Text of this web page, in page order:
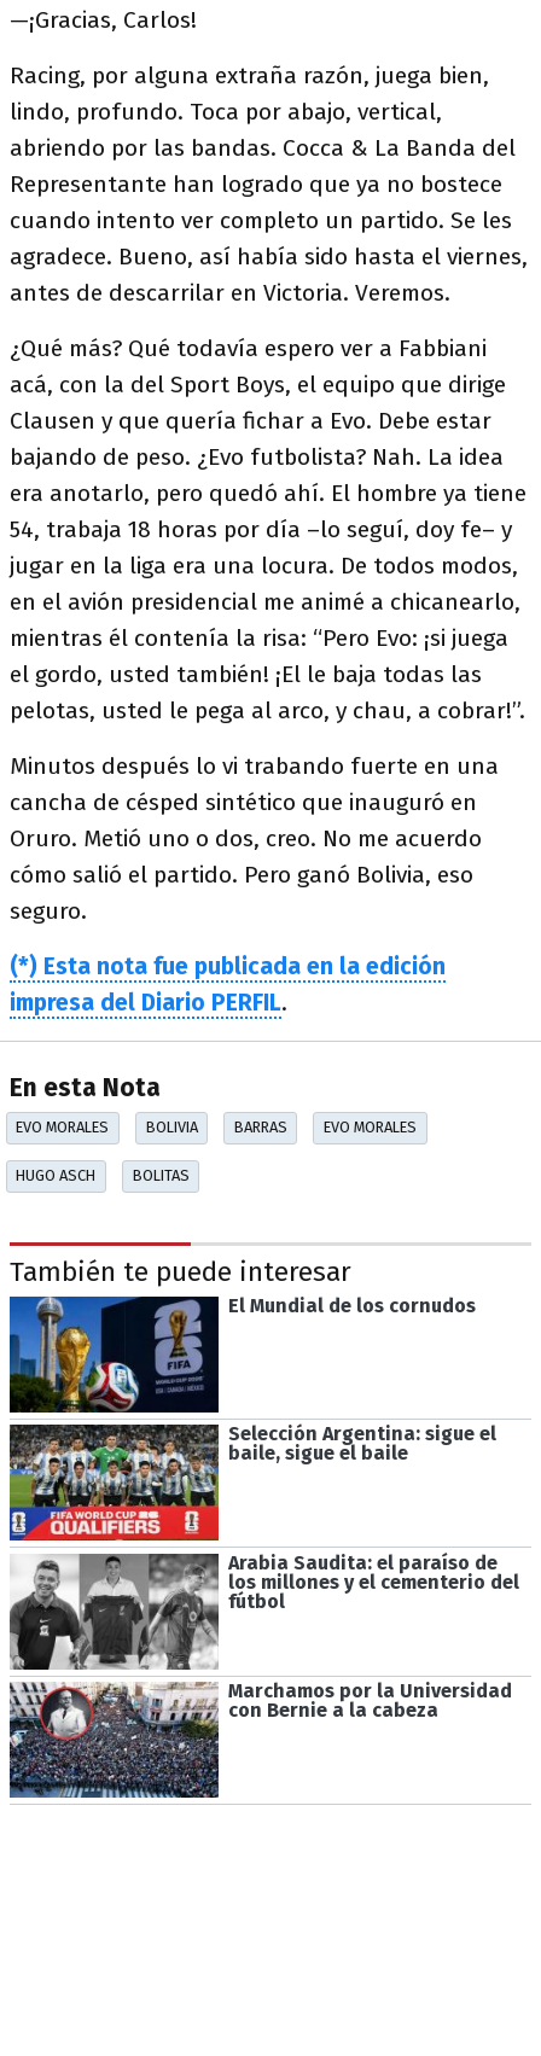
—¡Gracias, Carlos!
Racing, por alguna extraña razón, juega bien,
lindo, profundo. Toca por abajo, vertical,
abriendo por las bandas. Cocca & La Banda del
Representante han logrado que ya no bostece
cuando intento ver completo un partido. Se les
agradece. Bueno, así había sido hasta el viernes,
antes de descarrilar en Victoria. Veremos.
¿Qué más? Qué todavía espero ver a Fabbiani
acá, con la del Sport Boys, el equipo que dirige
Clausen y que quería fichar a Evo. Debe estar
bajando de peso. ¿Evo futbolista? Nah. La idea
era anotarlo, pero quedó ahí. El hombre ya tiene
54, trabaja 18 horas por día –lo seguí, doy fe– y
jugar en la liga era una locura. De todos modos,
en el avión presidencial me animé a chicanearlo,
mientras él contenía la risa: “Pero Evo: ¡si juega
el gordo, usted también! ¡El le baja todas las
pelotas, usted le pega al arco, y chau, a cobrar!”.
Minutos después lo vi trabando fuerte en una
cancha de césped sintético que inauguró en
Oruro. Metió uno o dos, creo. No me acuerdo
cómo salió el partido. Pero ganó Bolivia, eso
seguro.
(*) Esta nota fue publicada en la edición
impresa del Diario PERFIL.
En esta Nota
EVO MORALES BOLIVIA BARRAS EVO MORALES
HUGO ASCH BOLITAS
También te puede interesar
El Mundial de los cornudos
Selección Argentina: sigue el
baile, sigue el baile
Arabia Saudita: el paraíso de
los millones y el cementerio del
fútbol
Marchamos por la Universidad
con Bernie a la cabeza